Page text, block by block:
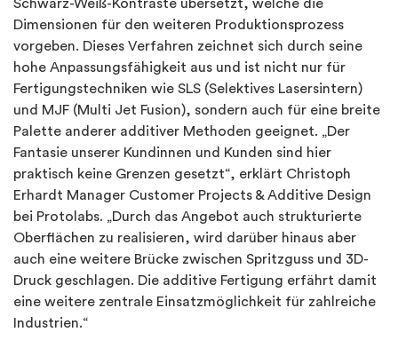
Schwarz-Weiß-Kontraste übersetzt, welche die
Dimensionen für den weiteren Produktionsprozess
vorgeben. Dieses Verfahren zeichnet sich durch seine
hohe Anpassungsfähigkeit aus und ist nicht nur für
Fertigungstechniken wie SLS (Selektives Lasersintern)
und MJF (Multi Jet Fusion), sondern auch für eine breite
Palette anderer additiver Methoden geeignet. „Der
Fantasie unserer Kundinnen und Kunden sind hier
praktisch keine Grenzen gesetzt“, erklärt Christoph
Erhardt Manager Customer Projects & Additive Design
bei Protolabs. „Durch das Angebot auch strukturierte
Oberflächen zu realisieren, wird darüber hinaus aber
auch eine weitere Brücke zwischen Spritzguss und 3D-
Druck geschlagen. Die additive Fertigung erfährt damit
eine weitere zentrale Einsatzmöglichkeit für zahlreiche
Industrien.“